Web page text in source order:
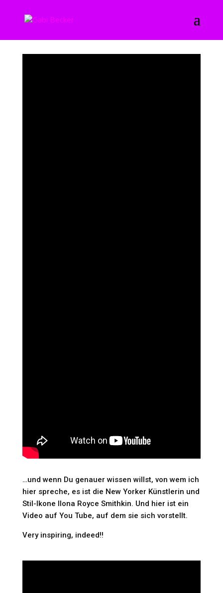
…und wenn Du genauer wissen willst, von wem ich
hier spreche, es ist die New Yorker Künstlerin und
Stil-Ikone Ilona Royce Smithkin. Und hier ist ein
Video auf You Tube, auf dem sie sich vorstellt.
Very inspiring, indeed!!